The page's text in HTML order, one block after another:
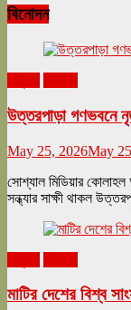
বিনোদন
উত্তরপাড়া গণভবনে
May 25, 2026May
সোশ্যাল মিডিয়ার
সন্ধ্যার সাক্ষী থাকল
মাটির দেশের বিশ্ব